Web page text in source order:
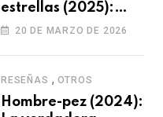
estrellas (2025):
otra versión sobre el
humano
20 DE MARZO DE 2026
RESEÑAS , OTROS
Hombre-pez (2024):